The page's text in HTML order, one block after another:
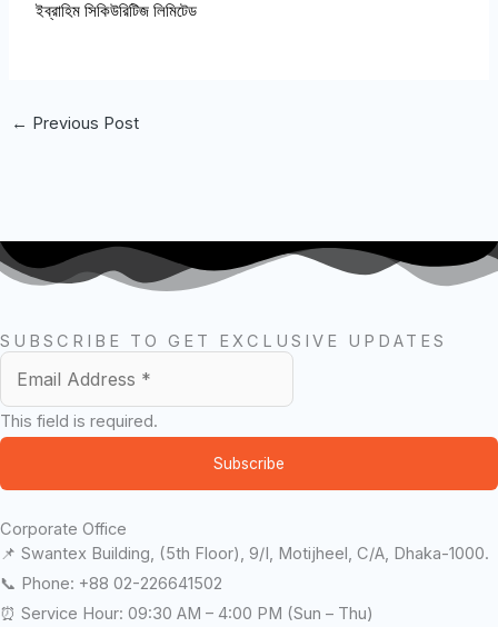
ইব্রাহিম সিকিউরিটিজ লিমিটেড
← Previous Post
SUBSCRIBE TO GET EXCLUSIVE UPDATES
This field is required.
Subscribe
Corporate Office
📌 Swantex Building, (5th Floor), 9/I, Motijheel, C/A, Dhaka-1000.
📞 Phone: +88 02-226641502
⏰ Service Hour: 09:30 AM – 4:00 PM (Sun – Thu)